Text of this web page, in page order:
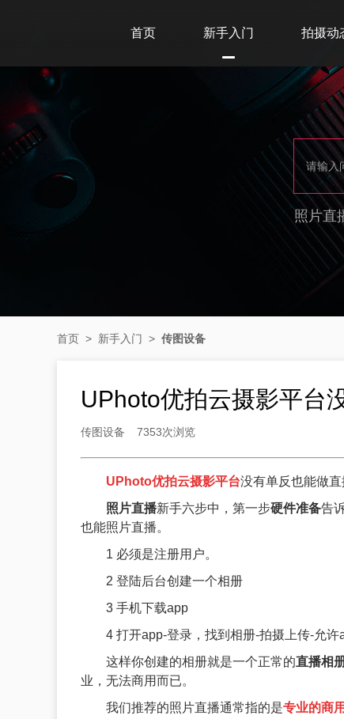
首页 新手入门 拍摄动
照片直
首页 > 新手入门 > 传图设备
UPhoto优拍云摄影平台
传图设备 7353次浏览
UPhoto优拍云摄影平台没有单反也能做直
照片直播新手六步中，第一步硬件准备告
也能照片直播。
1 必须是注册用户。
2 登陆后台创建一个相册
3 手机下载app
4 打开app-登录，找到相册-拍摄上传-允
这样你创建的相册就是一个正常的直播相
业，无法商用而已。
我们推荐的照片直播通常指的是专业的商